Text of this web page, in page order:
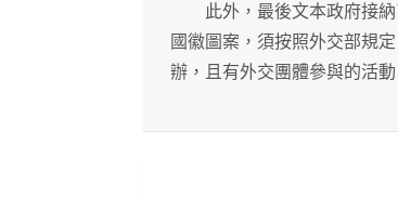
此外，最後文本政府接納
國徽圖案，須按照外交部規
辦，且有外交團體參與的活動